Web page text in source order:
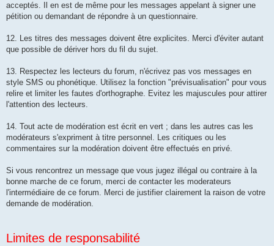
acceptés. Il en est de même pour les messages appelant à signer une
pétition ou demandant de répondre à un questionnaire.
12. Les titres des messages doivent être explicites. Merci d'éviter autant
que possible de dériver hors du fil du sujet.
13. Respectez les lecteurs du forum, n'écrivez pas vos messages en
style SMS ou phonétique. Utilisez la fonction "prévisualisation" pour vous
relire et limiter les fautes d'orthographe. Evitez les majuscules pour attirer
l'attention des lecteurs.
14. Tout acte de modération est écrit en vert ; dans les autres cas les
modérateurs s'expriment à titre personnel. Les critiques ou les
commentaires sur la modération doivent être effectués en privé.
Si vous rencontrez un message que vous jugez illégal ou contraire à la
bonne marche de ce forum, merci de contacter les moderateurs
l'intermédiaire de ce forum. Merci de justifier clairement la raison de votre
demande de modération.
Limites de responsabilité